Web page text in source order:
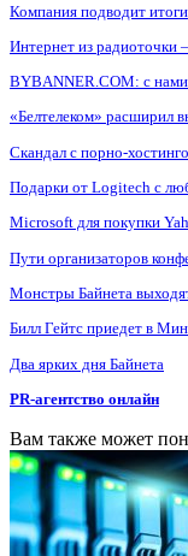
Компания подводит итоги
Интернет из радиоточки
BYBANNER.COM: c
«Белтелеком» расширил
Скандал с порно-
Подарки от Logitech с
Microsoft для покупки
Пути организаторов
Монстры Байнета
Билл Гейтс приедет в
Два ярких дня Байнета
PR-агентство онлайн
Вам также может